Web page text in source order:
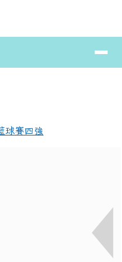
⏸
球賽四強